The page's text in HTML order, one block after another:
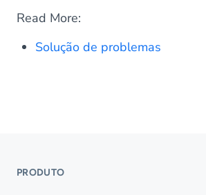
Read More:
Solução de problemas
PRODUTO